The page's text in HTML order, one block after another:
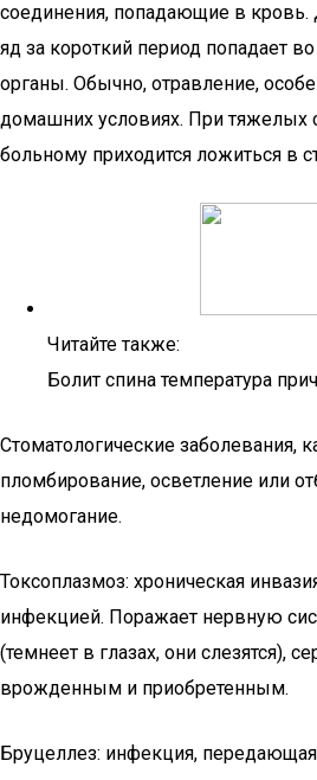
соединения, попадающие в кровь.
яд за короткий период попадает
органы. Обычно, отравление,
домашних условиях. При тяжелых
больному приходится ложиться в
Читайте также:
Болит спина температура
Стоматологические заболевания,
пломбирование, осветление или
недомогание.
Токсоплазмоз: хроническая
инфекцией. Поражает нервную
(темнеет в глазах, они слезятся),
врожденным и приобретенным.
Бруцеллез: инфекция,